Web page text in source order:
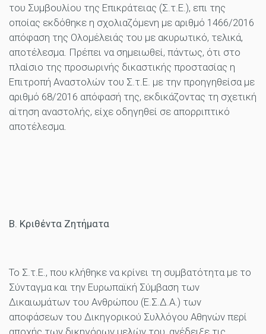
του Συμβουλίου της Επικράτειας (Σ.τ.Ε.), επι της
οποίας εκδόθηκε η σχολιαζόμενη με αριθμό 1466/2016
απόφαση της Ολομέλειάς του με ακυρωτικό, τελικά,
αποτέλεσμα. Πρέπει να σημειωθεί, πάντως, ότι στο
πλαίσιο της προσωρινής δικαστικής προστασίας η
Επιτροπή Αναστολών του Σ.τ.Ε. με την προηγηθείσα με
αριθμό 68/2016 απόφασή της, εκδικάζοντας τη σχετική
αίτηση αναστολής, είχε οδηγηθεί σε απορριπτικό
αποτέλεσμα.
Β. Κριθέντα Ζητήματα
Το Σ.τ.Ε., που κλήθηκε να κρίνει τη συμβατότητα με το
Σύνταγμα και την Ευρωπαϊκή Σύμβαση των
Δικαιωμάτων του Ανθρώπου (Ε.Σ.Δ.Α.) των
αποφάσεων του Δικηγορικού Συλλόγου Αθηνών περί